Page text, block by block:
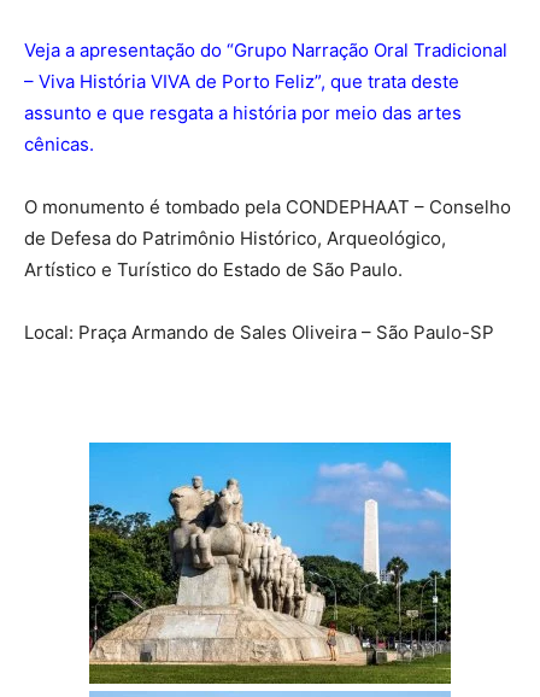
Veja a apresentação do “Grupo Narração Oral Tradicional
– Viva História VIVA de Porto Feliz”, que trata deste
assunto e que resgata a história por meio das artes
cênicas.
O monumento é tombado pela CONDEPHAAT – Conselho
de Defesa do Patrimônio Histórico, Arqueológico,
Artístico e Turístico do Estado de São Paulo.
Local: Praça Armando de Sales Oliveira – São Paulo-SP